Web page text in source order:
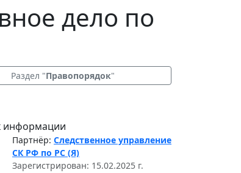
дело по
Раздел "Правопорядок"
информации
Партнёр: Следственное управление
СК РФ по РС (Я)
Зарегистрирован: 15.02.2025 г.